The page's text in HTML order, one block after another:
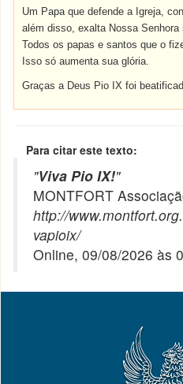
Um Papa que defende a Igreja,
além disso, exalta Nossa
Todos os papas e santos que o
Isso só aumenta sua glória.
Graças a Deus Pio IX foi
Para citar este texto:
"Viva Pio IX!"
MONTFORT
http://
vapioix/
Online, 09/08/2026 às